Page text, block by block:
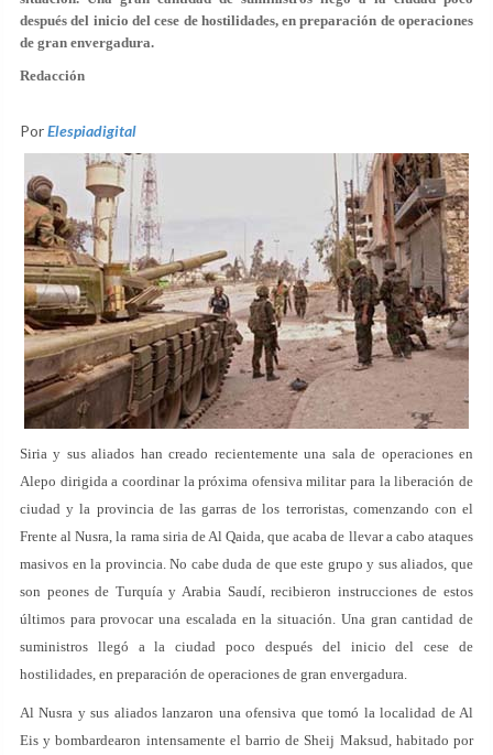
después del inicio del cese de hostilidades, en preparación de operaciones
de gran envergadura.
Redacción
PorElespiadigital
Siria y sus aliados han creado recientemente una sala de operaciones en
Alepo dirigida a coordinar la próxima ofensiva militar para la liberación de
ciudad y la provincia de las garras de los terroristas, comenzando con el
Frente al Nusra, la rama siria de Al Qaida, que acaba de llevar a cabo ataques
masivos en la provincia. No cabe duda de que este grupo y sus aliados, que
son peones de Turquía y Arabia Saudí, recibieron instrucciones de estos
últimos para provocar una escalada en la situación. Una gran cantidad de
suministros llegó a la ciudad poco después del inicio del cese de
hostilidades, en preparación de operaciones de gran envergadura.
Al Nusra y sus aliados lanzaron una ofensiva que tomó la localidad de Al
Eis y bombardearon intensamente el barrio de Sheij Maksud, habitado por